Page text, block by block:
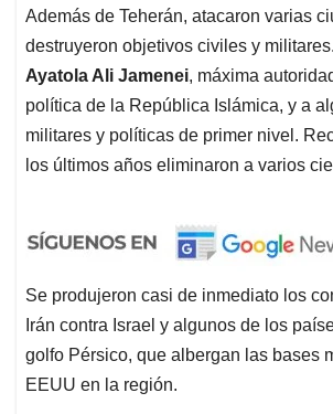
Además de Teherán, atacaron varias
destruyeron objetivos civiles y militares.
Ayatola Ali Jamenei, máxima
política de la República Islámica, y a
militares y políticas de primer nivel.
los últimos años eliminaron a varios
Se produjeron casi de inmediato los
Irán contra Israel y algunos de los
golfo Pérsico, que albergan las bases
EEUU en la región.